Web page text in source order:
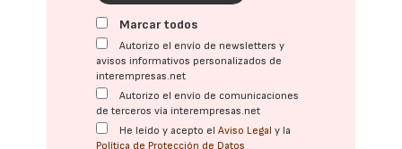
Marcar todos
Autorizo el envío de newsletters y
avisos informativos personalizados de
interempresas.net
Autorizo el envío de comunicaciones
de terceros vía interempresas.net
He leído y acepto elAviso Legal y la
Política de Protección de Datos